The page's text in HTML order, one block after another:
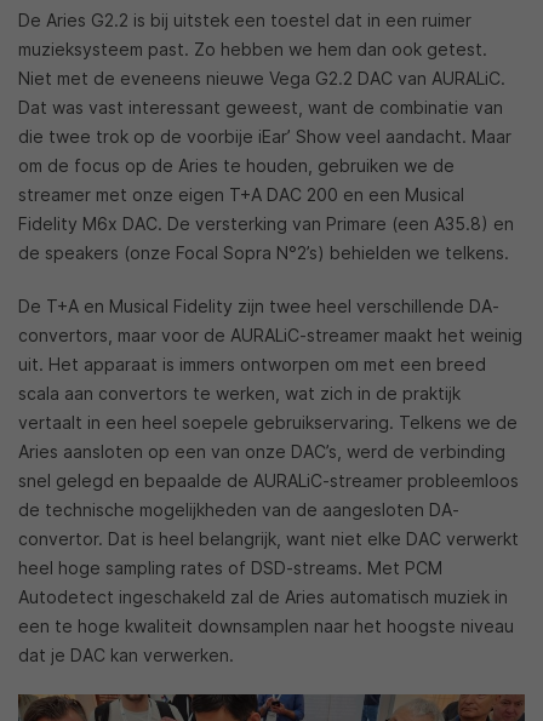
De Aries G2.2 is bij uitstek een toestel dat in een ruimer
muzieksysteem past. Zo hebben we hem dan ook getest.
Niet met de eveneens nieuwe Vega G2.2 DAC van AURALiC.
Dat was vast interessant geweest, want de combinatie van
die twee trok op de voorbije iEar’ Show veel aandacht. Maar
om de focus op de Aries te houden, gebruiken we de
streamer met onze eigen T+A DAC 200 en een Musical
Fidelity M6x DAC. De versterking van Primare (een A35.8) en
de speakers (onze Focal Sopra N°2’s) behielden we telkens.
De T+A en Musical Fidelity zijn twee heel verschillende DA-
convertors, maar voor de AURALiC-streamer maakt het weinig
uit. Het apparaat is immers ontworpen om met een breed
scala aan convertors te werken, wat zich in de praktijk
vertaalt in een heel soepele gebruikservaring. Telkens we de
Aries aansloten op een van onze DAC’s, werd de verbinding
snel gelegd en bepaalde de AURALiC-streamer probleemloos
de technische mogelijkheden van de aangesloten DA-
convertor. Dat is heel belangrijk, want niet elke DAC verwerkt
heel hoge sampling rates of DSD-streams. Met PCM
Autodetect ingeschakeld zal de Aries automatisch muziek in
een te hoge kwaliteit downsamplen naar het hoogste niveau
dat je DAC kan verwerken.